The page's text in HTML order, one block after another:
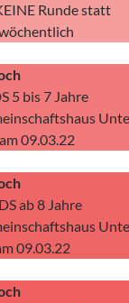
Runde statt
5 bis 7 Jahre
09.03.22
ab 8 Jahre
09.03.22